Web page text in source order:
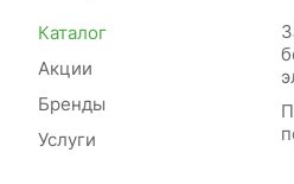
Каталог
Акции
Бренды
Услуги